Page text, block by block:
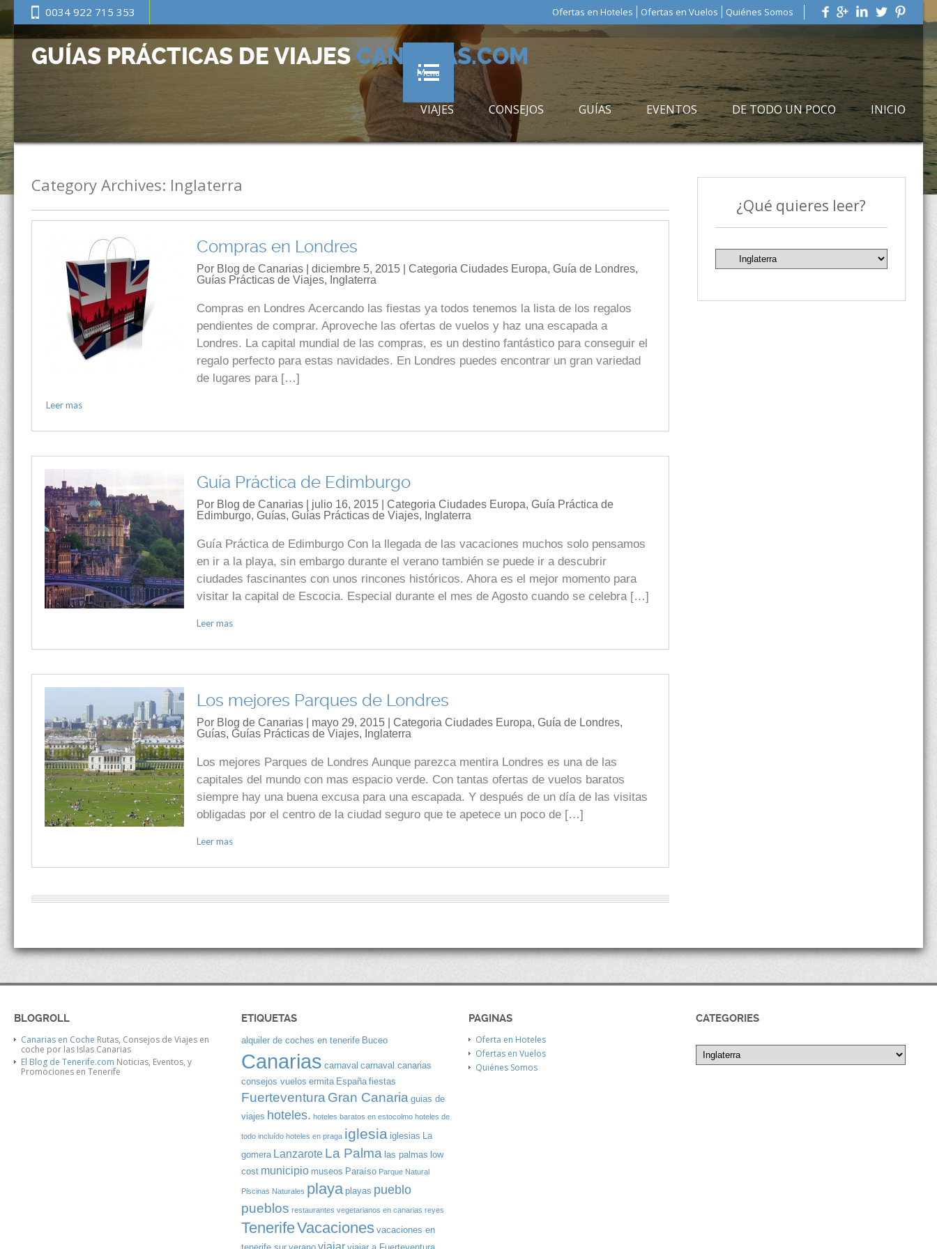
0034 922 715 353 Ofertas en Hoteles Ofertas en Vuelos Quiénes Somos
GUÍAS PRÁCTICAS DE VIAJESCANARIAS.COM
Menu
VIAJES CONSEJOS GUÍAS EVENTOS DE TODO UN POCO INICIO
Category Archives: Inglaterra
Compras en Londres
Por Blog de Canarias | diciembre 5, 2015 | Categoria Ciudades Europa, Guía de Londres,
Guías Prácticas de Viajes, Inglaterra
Compras en Londres Acercando las fiestas ya todos tenemos la lista de los regalos
pendientes de comprar. Aproveche las ofertas de vuelos y haz una escapada a
Londres. La capital mundial de las compras, es un destino fantástico para conseguir el
regalo perfecto para estas navidades. En Londres puedes encontrar un gran variedad
de lugares para […]
Leer mas
Guía Práctica de Edimburgo
Por Blog de Canarias | julio 16, 2015 | Categoria Ciudades Europa, Guía Práctica de
Edimburgo, Guías, Guías Prácticas de Viajes, Inglaterra
Guía Práctica de Edimburgo Con la llegada de las vacaciones muchos solo pensamos
en ir a la playa, sin embargo durante el verano también se puede ir a descubrir
ciudades fascinantes con unos rincones históricos. Ahora es el mejor momento para
visitar la capital de Escocia. Especial durante el mes de Agosto cuando se celebra […]
Leer mas
Los mejores Parques de Londres
Por Blog de Canarias | mayo 29, 2015 | Categoria Ciudades Europa, Guía de Londres,
Guías, Guías Prácticas de Viajes, Inglaterra
Los mejores Parques de Londres Aunque parezca mentira Londres es una de las
capitales del mundo con mas espacio verde. Con tantas ofertas de vuelos baratos
siempre hay una buena excusa para una escapada. Y después de un día de las visitas
obligadas por el centro de la ciudad seguro que te apetece un poco de […]
Leer mas
¿Qué quieres leer?
BLOGROLL
Canarias en Coche Rutas, Consejos de Viajes en
coche por las Islas Canarias
El Blog de Tenerife.com Noticias, Eventos, y
Promociones en Tenerife
ETIQUETAS
alquiler de coches en tenerife Buceo
Canarias carnaval carnaval canarias
consejos vuelos ermita España fiestas
Fuerteventura Gran Canaria guias de
viajes hoteles. hoteles baratos en estocolmo hoteles de
todo incluído hoteles en praga iglesia iglesias La
gomera Lanzarote La Palma las palmas low
cost municipio museos Paraíso Parque Natural
Piscinas Naturales playa playas pueblo
pueblos restaurantes vegetarianos en canarias reyes
TenerifeVacaciones vacaciones en
viajar
PAGINAS
Oferta en Hoteles
Ofertas en Vuelos
Quiénes Somos
CATEGORIES